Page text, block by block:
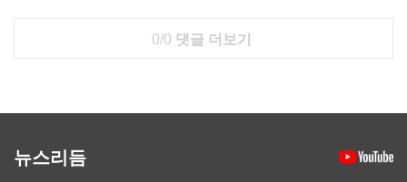
0/0 댓글 더보기
뉴스리듬